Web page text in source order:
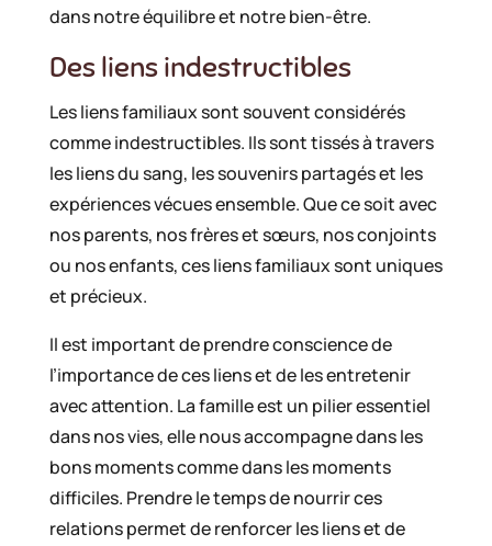
dans notre équilibre et notre bien-être.
Des liens indestructibles
Les liens familiaux sont souvent considérés
comme indestructibles. Ils sont tissés à travers
les liens du sang, les souvenirs partagés et les
expériences vécues ensemble. Que ce soit avec
nos parents, nos frères et sœurs, nos conjoints
ou nos enfants, ces liens familiaux sont uniques
et précieux.
Il est important de prendre conscience de
l’importance de ces liens et de les entretenir
avec attention. La famille est un pilier essentiel
dans nos vies, elle nous accompagne dans les
bons moments comme dans les moments
difficiles. Prendre le temps de nourrir ces
relations permet de renforcer les liens et de